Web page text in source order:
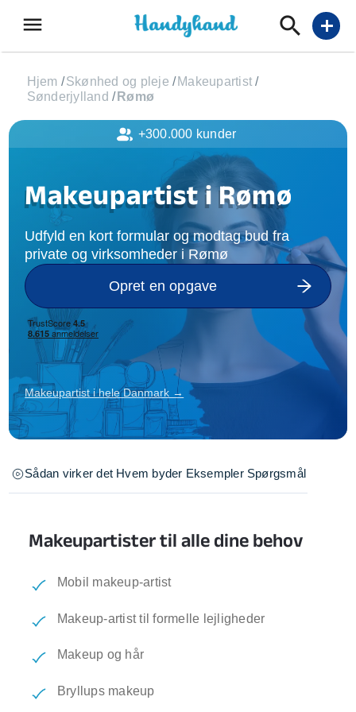
menu add
Hjem /Skønhed og pleje / Makeupartist /
Sønderjylland / Rømø
Makeupartist i Rømø
Udfyld en kort formular og modtag bud fra
private og virksomheder i Rømø
Opret en opgave
Makeupartist i hele Danmark →
Sådan virker det Hvem byder Eksempler Spørgsmål
Makeupartister til alle dine behov
Mobil makeup-artist
Makeup-artist til formelle lejligheder
Makeup og hår
Bryllups makeup
+300.000 kunder